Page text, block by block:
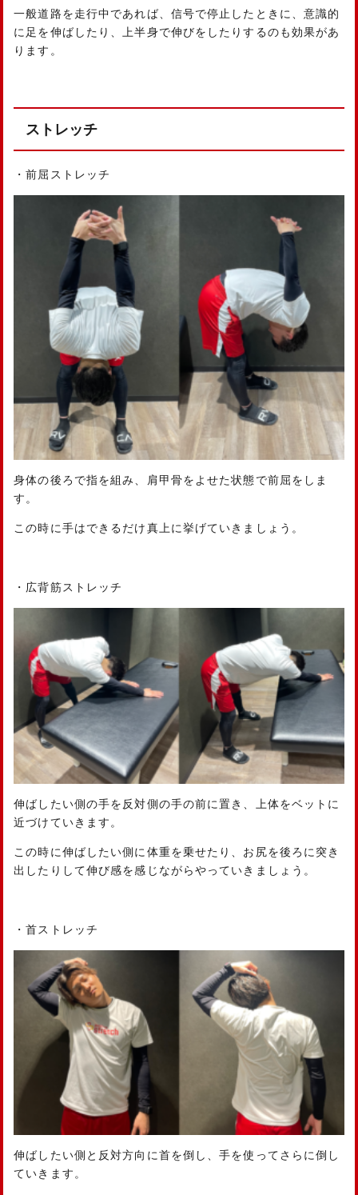
一般道路を走行中であれば、信号で停止したときに、意識的
に足を伸ばしたり、上半身で伸びをしたりするのも効果があ
ります。
ストレッチ
・前屈ストレッチ
身体の後ろで指を組み、肩甲骨をよせた状態で前屈をしま
す。
この時に手はできるだけ真上に挙げていきましょう。
・広背筋ストレッチ
伸ばしたい側の手を反対側の手の前に置き、上体をベットに
近づけていきます。
この時に伸ばしたい側に体重を乗せたり、お尻を後ろに突き
出したりして伸び感を感じながらやっていきましょう。
・首ストレッチ
伸ばしたい側と反対方向に首を倒し、手を使ってさらに倒し
ていきます。